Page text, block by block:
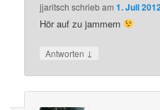
jjaritsch schriebam1. Juli
Hör auf zu jammern
Antworten ↓